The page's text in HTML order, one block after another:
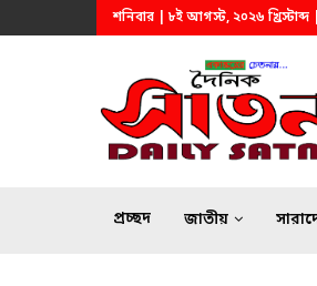
শনিবার | ৮ই আগস্ট, ২০২৬
প্রচ্ছদ জাতীয়